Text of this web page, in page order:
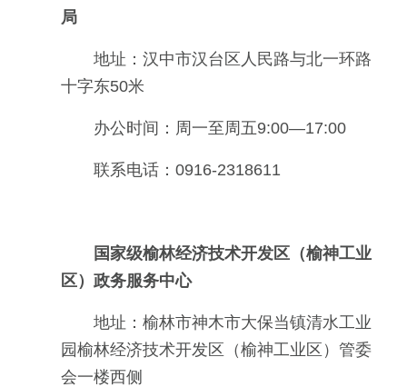
局
地址：汉中市汉台区人民路与北一环路
十字东50米
办公时间：周一至周五9:00—17:00
联系电话：0916-2318611
国家级榆林经济技术开发区（榆神工业
区）政务服务中心
地址：榆林市神木市大保当镇清水工业
园榆林经济技术开发区（榆神工业区）管委
会一楼西侧